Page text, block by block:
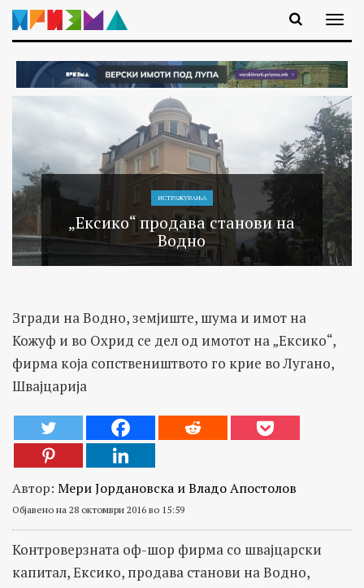
ИСТРАЖУВАЊA
„Ексико“ продава станови на
Водно
Згради на Водно, земјиште, шума и имот на
Кожуф и во Охрид се дел од имотот на „Ексико“,
фирма која сопствеништвото го крие во Лугано,
Швајцарија
Автор: Мери Јордановска и Владо Апостолов
Објавено на 28 октомври 2016 во 15:59
Контроверзната оф-шор фирма со швајцарски
капитал, Ексико, продава станови на Водно,